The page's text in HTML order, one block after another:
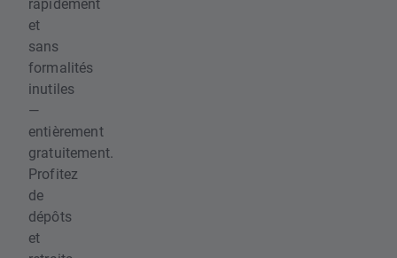
et
sans
formalités
inutiles
—
entièrement
gratuitement.
Profitez
de
dépôts
et